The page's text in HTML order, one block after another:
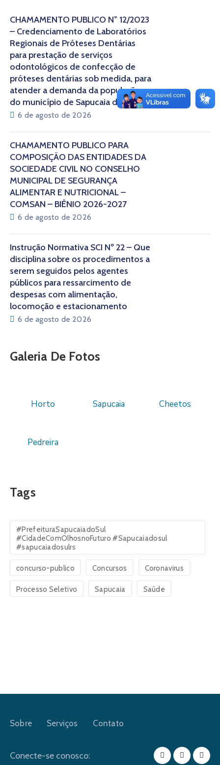
CHAMAMENTO PÚBLICO N° 12/2023
– Credenciamento de Laboratórios
Regionais de Próteses Dentárias
para prestação de serviços
odontológicos de confecção de
próteses dentárias sob medida, para
atender a demanda da população
do município de Sapucaia do Sul/RS
6 de agosto de 2026
CHAMAMENTO PÚBLICO PARA
COMPOSIÇÃO DAS ENTIDADES DA
SOCIEDADE CIVIL NO CONSELHO
MUNICIPAL DE SEGURANÇA
ALIMENTAR E NUTRICIONAL –
COMSAN – BIÊNIO 2026-2027
6 de agosto de 2026
Instrução Normativa SCI Nº 22 – Que
disciplina sobre os procedimentos a
serem seguidos pelos agentes
públicos para ressarcimento de
despesas com alimentação,
locomoção e estacionamento
6 de agosto de 2026
Galeria De Fotos
Horto Sapucaia Cheetos
Pedreira
Tags
#PrefeituraSapucaiadoSul
#CidadeComOlhosnoFuturo #Sapucaiadosul
#sapucaiadosulrs
concurso-publico Concursos Coronavirus
Processo Seletivo Sapucaia Saúde
Sobre Serviços Contato
Conecte-se conosco: